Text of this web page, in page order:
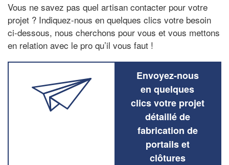
Vous ne savez pas quel artisan contacter pour votre
projet ? Indiquez-nous en quelques clics votre besoin
ci-dessous, nous cherchons pour vous et vous mettons
en relation avec le pro qu’il vous faut !
Envoyez-nous
en quelques
clics votre projet
détaillé de
fabrication de
portails et
clôtures